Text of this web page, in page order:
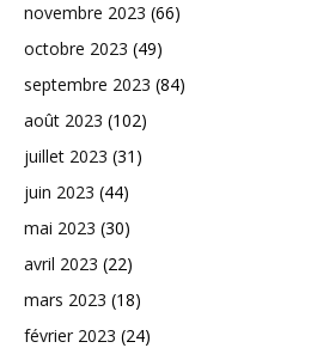
novembre 2023 (66)
octobre 2023 (49)
septembre 2023 (84)
août 2023 (102)
juillet 2023 (31)
juin 2023 (44)
mai 2023 (30)
avril 2023 (22)
mars 2023 (18)
février 2023 (24)